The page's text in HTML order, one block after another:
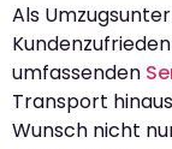
Als
umfassenden
Transport
Wunsch nicht